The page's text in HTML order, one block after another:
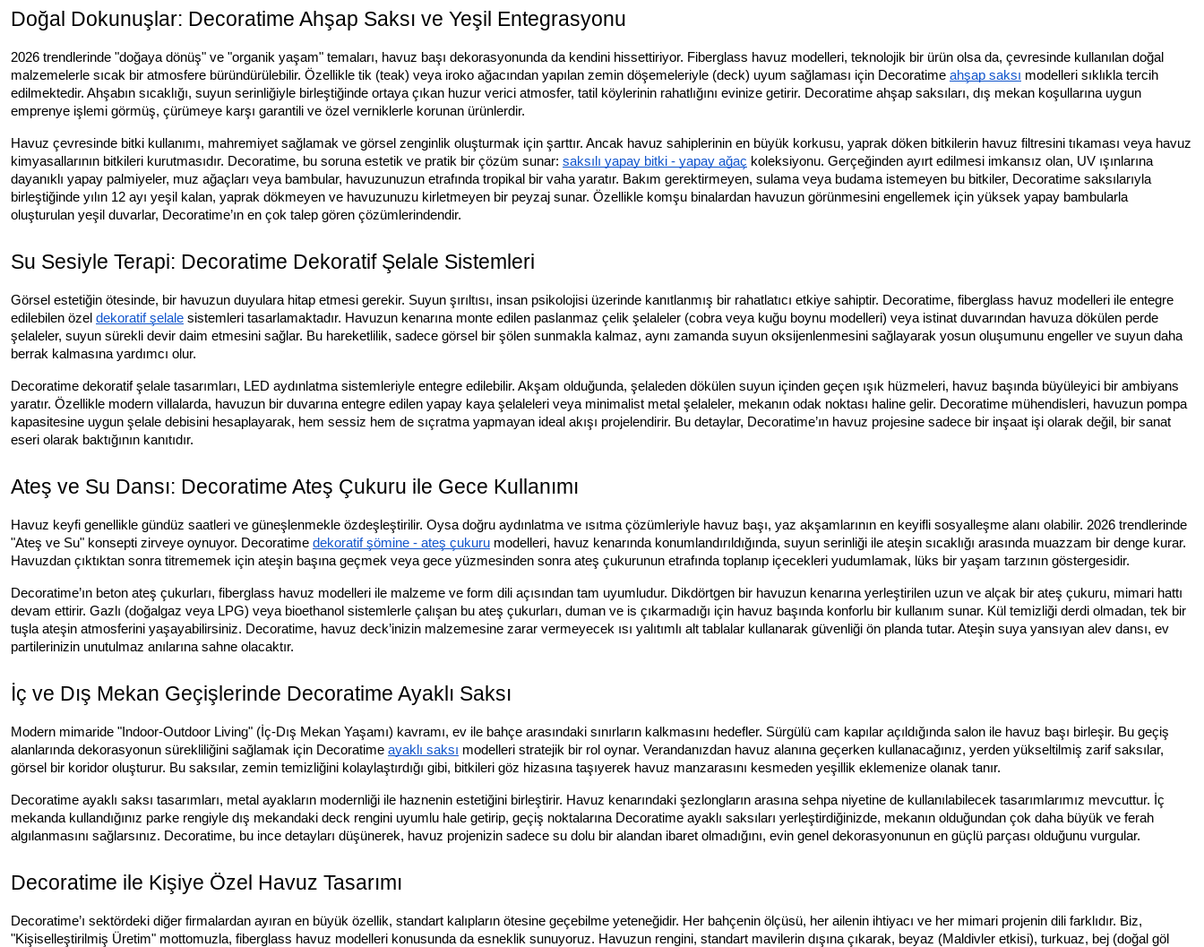
Doğal Dokunuşlar: Decoratime Ahşap Saksı ve Yeşil Entegrasyonu
2026 trendlerinde "doğaya dönüş" ve "organik yaşam" temaları, havuz başı dekorasyonunda da kendini hissettiriyor. Fiberglass havuz modelleri, teknolojik bir ürün olsa da, çevresinde kullanılan doğal
malzemelerle sıcak bir atmosfere büründürülebilir. Özellikle tik (teak) veya iroko ağacından yapılan zemin döşemeleriyle (deck) uyum sağlaması için Decoratime ahşap saksı modelleri sıklıkla tercih
edilmektedir. Ahşabın sıcaklığı, suyun serinliğiyle birleştiğinde ortaya çıkan huzur verici atmosfer, tatil köylerinin rahatlığını evinize getirir. Decoratime ahşap saksıları, dış mekan koşullarına uygun
emprenye işlemi görmüş, çürümeye karşı garantili ve özel verniklerle korunan ürünlerdir.
Havuz çevresinde bitki kullanımı, mahremiyet sağlamak ve görsel zenginlik oluşturmak için şarttır. Ancak havuz sahiplerinin en büyük korkusu, yaprak döken bitkilerin havuz filtresini tıkaması veya havuz
kimyasallarının bitkileri kurutmasıdır. Decoratime, bu soruna estetik ve pratik bir çözüm sunar: saksılı yapay bitki - yapay ağaç koleksiyonu. Gerçeğinden ayırt edilmesi imkansız olan, UV ışınlarına
dayanıklı yapay palmiyeler, muz ağaçları veya bambular, havuzunuzun etrafında tropikal bir vaha yaratır. Bakım gerektirmeyen, sulama veya budama istemeyen bu bitkiler, Decoratime saksılarıyla
birleştiğinde yılın 12 ayı yeşil kalan, yaprak dökmeyen ve havuzunuzu kirletmeyen bir peyzaj sunar. Özellikle komşu binalardan havuzun görünmesini engellemek için yüksek yapay bambularla
oluşturulan yeşil duvarlar, Decoratime’ın en çok talep gören çözümlerindendir.
Su Sesiyle Terapi: Decoratime Dekoratif Şelale Sistemleri
Görsel estetiğin ötesinde, bir havuzun duyulara hitap etmesi gerekir. Suyun şırıltısı, insan psikolojisi üzerinde kanıtlanmış bir rahatlatıcı etkiye sahiptir. Decoratime, fiberglass havuz modelleri ile entegre
edilebilen özel dekoratif şelale sistemleri tasarlamaktadır. Havuzun kenarına monte edilen paslanmaz çelik şelaleler (cobra veya kuğu boynu modelleri) veya istinat duvarından havuza dökülen perde
şelaleler, suyun sürekli devir daim etmesini sağlar. Bu hareketlilik, sadece görsel bir şölen sunmakla kalmaz, aynı zamanda suyun oksijenlenmesini sağlayarak yosun oluşumunu engeller ve suyun daha
berrak kalmasına yardımcı olur.
Decoratime dekoratif şelale tasarımları, LED aydınlatma sistemleriyle entegre edilebilir. Akşam olduğunda, şelaleden dökülen suyun içinden geçen ışık hüzmeleri, havuz başında büyüleyici bir ambiyans
yaratır. Özellikle modern villalarda, havuzun bir duvarına entegre edilen yapay kaya şelaleleri veya minimalist metal şelaleler, mekanın odak noktası haline gelir. Decoratime mühendisleri, havuzun pompa
kapasitesine uygun şelale debisini hesaplayarak, hem sessiz hem de sıçratma yapmayan ideal akışı projelendirir. Bu detaylar, Decoratime’ın havuz projesine sadece bir inşaat işi olarak değil, bir sanat
eseri olarak baktığının kanıtıdır.
Ateş ve Su Dansı: Decoratime Ateş Çukuru ile Gece Kullanımı
Havuz keyfi genellikle gündüz saatleri ve güneşlenmekle özdeşleştirilir. Oysa doğru aydınlatma ve ısıtma çözümleriyle havuz başı, yaz akşamlarının en keyifli sosyalleşme alanı olabilir. 2026 trendlerinde
"Ateş ve Su" konsepti zirveye oynuyor. Decoratime dekoratif şömine - ateş çukuru modelleri, havuz kenarında konumlandırıldığında, suyun serinliği ile ateşin sıcaklığı arasında muazzam bir denge kurar.
Havuzdan çıktıktan sonra titrememek için ateşin başına geçmek veya gece yüzmesinden sonra ateş çukurunun etrafında toplanıp içecekleri yudumlamak, lüks bir yaşam tarzının göstergesidir.
Decoratime’ın beton ateş çukurları, fiberglass havuz modelleri ile malzeme ve form dili açısından tam uyumludur. Dikdörtgen bir havuzun kenarına yerleştirilen uzun ve alçak bir ateş çukuru, mimari hattı
devam ettirir. Gazlı (doğalgaz veya LPG) veya bioethanol sistemlerle çalışan bu ateş çukurları, duman ve is çıkarmadığı için havuz başında konforlu bir kullanım sunar. Kül temizliği derdi olmadan, tek bir
tuşla ateşin atmosferini yaşayabilirsiniz. Decoratime, havuz deck’inizin malzemesine zarar vermeyecek ısı yalıtımlı alt tablalar kullanarak güvenliği ön planda tutar. Ateşin suya yansıyan alev dansı, ev
partilerinizin unutulmaz anılarına sahne olacaktır.
İç ve Dış Mekan Geçişlerinde Decoratime Ayaklı Saksı
Modern mimaride "Indoor-Outdoor Living" (İç-Dış Mekan Yaşamı) kavramı, ev ile bahçe arasındaki sınırların kalkmasını hedefler. Sürgülü cam kapılar açıldığında salon ile havuz başı birleşir. Bu geçiş
alanlarında dekorasyonun sürekliliğini sağlamak için Decoratime ayaklı saksı modelleri stratejik bir rol oynar. Verandanızdan havuz alanına geçerken kullanacağınız, yerden yükseltilmiş zarif saksılar,
görsel bir koridor oluşturur. Bu saksılar, zemin temizliğini kolaylaştırdığı gibi, bitkileri göz hizasına taşıyerek havuz manzarasını kesmeden yeşillik eklemenize olanak tanır.
Decoratime ayaklı saksı tasarımları, metal ayakların modernliği ile haznenin estetiğini birleştirir. Havuz kenarındaki şezlongların arasına sehpa niyetine de kullanılabilecek tasarımlarımız mevcuttur. İç
mekanda kullandığınız parke rengiyle dış mekandaki deck rengini uyumlu hale getirip, geçiş noktalarına Decoratime ayaklı saksıları yerleştirdiğinizde, mekanın olduğundan çok daha büyük ve ferah
algılanmasını sağlarsınız. Decoratime, bu ince detayları düşünerek, havuz projenizin sadece su dolu bir alandan ibaret olmadığını, evin genel dekorasyonunun en güçlü parçası olduğunu vurgular.
Decoratime ile Kişiye Özel Havuz Tasarımı
Decoratime’ı sektördeki diğer firmalardan ayıran en büyük özellik, standart kalıpların ötesine geçebilme yeteneğidir. Her bahçenin ölçüsü, her ailenin ihtiyacı ve her mimari projenin dili farklıdır. Biz,
"Kişiselleştirilmiş Üretim" mottomuzla, fiberglass havuz modelleri konusunda da esneklik sunuyoruz. Havuzun rengini, standart mavilerin dışına çıkarak, beyaz (Maldivler etkisi), turkuaz, bej (doğal göl